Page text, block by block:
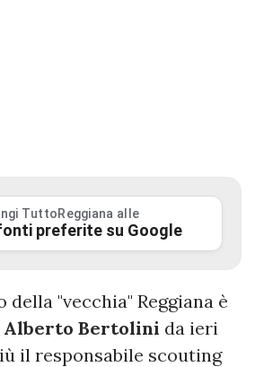
TuttoReggiana alle
preferite su Google
"vecchia" Reggiana è
Alberto Bertolini da ieri
il responsabile scouting